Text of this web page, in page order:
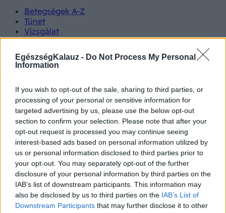
EgészségKalauz - Do Not Process My Personal
Information
If you wish to opt-out of the sale, sharing to third parties, or
processing of your personal or sensitive information for
targeted advertising by us, please use the below opt-out
section to confirm your selection. Please note that after your
opt-out request is processed you may continue seeing
interest-based ads based on personal information utilized by
us or personal information disclosed to third parties prior to
your opt-out. You may separately opt-out of the further
disclosure of your personal information by third parties on the
IAB’s list of downstream participants. This information may
also be disclosed by us to third parties on the IAB’s List of
Downstream Participants that may further disclose it to other
Betegségek A-Z
Tünet
Vizsgálat
Kezelés
Életmódváltás
Kutatás
Prevenció
Videók
Kisállatok egészsége
#allergia #influenza#cukorbetegség
#orvosmeteorológia#vérnyomás #stroke#rákbetegség
#pajzsmirigy#reflux#ekcéma#herpesz
Regisztráció
Betegségek Szív- és érrendszeri betegségek